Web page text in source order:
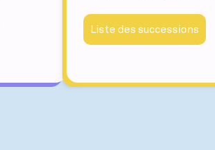
Liste des successions